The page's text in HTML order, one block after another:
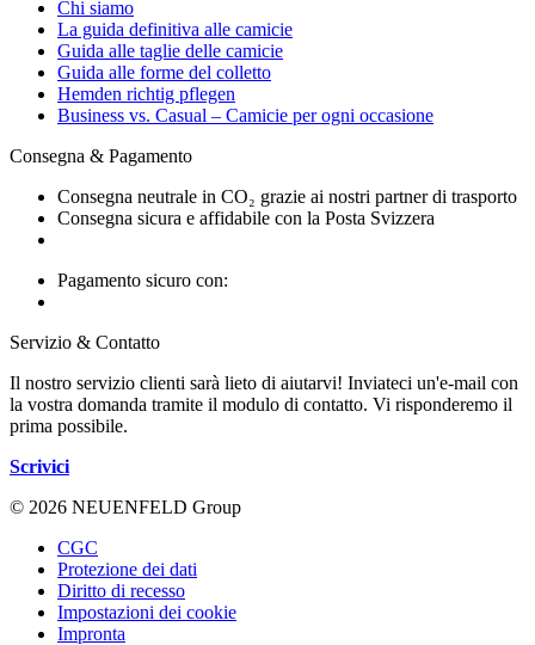
Chi siamo
La guida definitiva alle camicie
Guida alle taglie delle camicie
Guida alle forme del colletto
Hemden richtig pflegen
Business vs. Casual – Camicie per ogni occasione
Consegna & Pagamento
Consegna neutrale in CO₂ grazie ai nostri partner di trasporto
Consegna sicura e affidabile con la Posta Svizzera
Pagamento sicuro con:
Servizio & Contatto
Il nostro servizio clienti sarà lieto di aiutarvi! Inviateci un'e-mail con
la vostra domanda tramite il modulo di contatto. Vi risponderemo il
prima possibile.
Scrivici
© 2026 NEUENFELD Group
CGC
Protezione dei dati
Diritto di recesso
Impostazioni dei cookie
Impronta